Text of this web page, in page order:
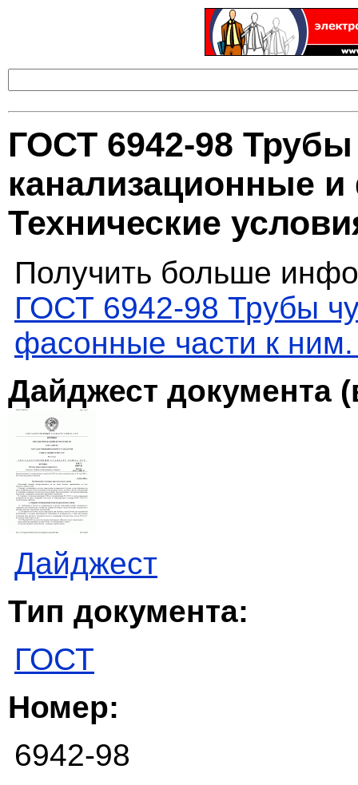
ГОСТ 6942-98
канализационные
Технические
Получить больше
ГОСТ 6942-98 Трубы
фасонные части к
Дайджест документа
Дайджест
Тип документа:
ГОСТ
Номер:
6942-98